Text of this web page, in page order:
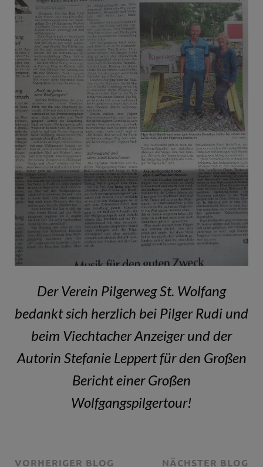
Der Verein Pilgerweg St. Wolfang
bedankt sich herzlich bei Pilger Rudi und
beim Viechtacher Anzeiger und der
Autorin Stefanie Leppert für den Großen
Bericht einer Großen
Wolfgangspilgertour!
VORHERIGER BLOG NÄCHSTER BLOG